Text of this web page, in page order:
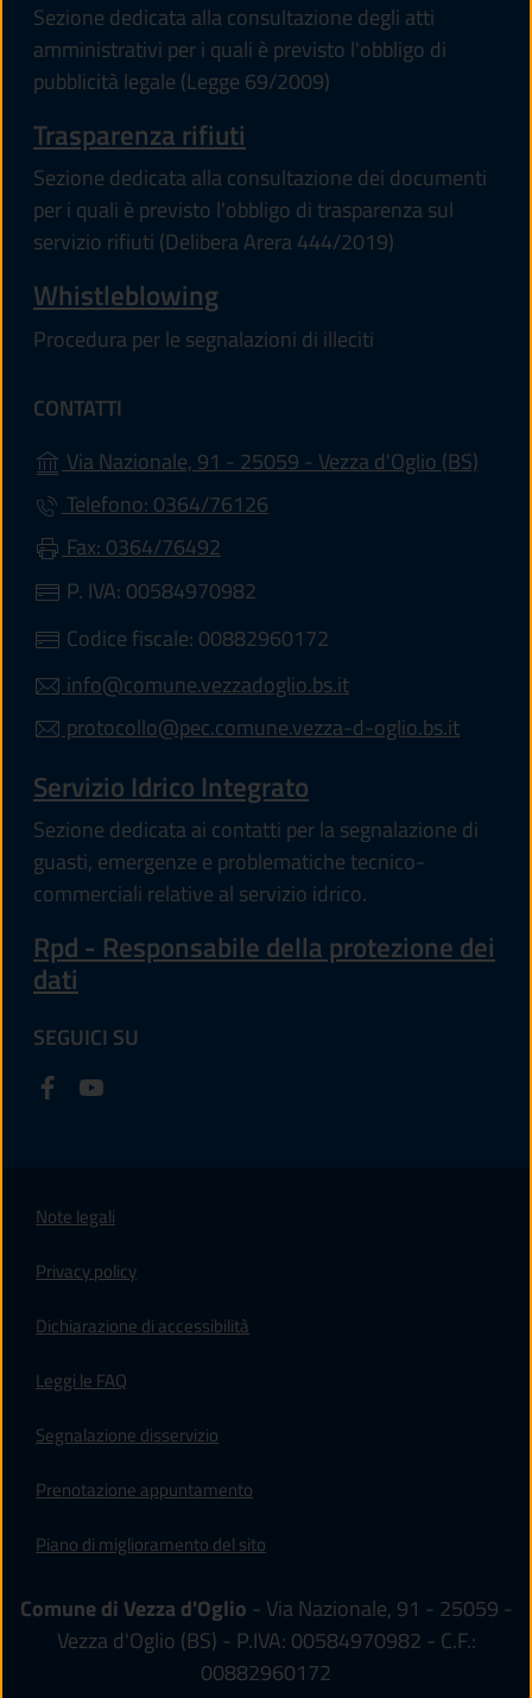
Sezione dedicata alla consultazione degli atti
amministrativi per i quali è previsto l'obbligo di
pubblicità legale (Legge 69/2009)
Trasparenza rifiuti
Sezione dedicata alla consultazione dei documenti
per i quali è previsto l'obbligo di trasparenza sul
servizio rifiuti (Delibera Arera 444/2019)
Whistleblowing
Procedura per le segnalazioni di illeciti
CONTATTI
Via Nazionale, 91 - 25059 - Vezza d'Oglio (BS)
Telefono: 0364/76126
Fax: 0364/76492
P. IVA: 00584970982
Codice fiscale: 00882960172
info@comune.vezzadoglio.bs.it
protocollo@pec.comune.vezza-d-oglio.bs.it
Servizio Idrico Integrato
Sezione dedicata ai contatti per la segnalazione di
guasti, emergenze e problematiche tecnico-
commerciali relative al servizio idrico.
Rpd - Responsabile della protezione dei
dati
SEGUICI SU
Note legali
Privacy policy
Dichiarazione di accessibilità
Leggi le FAQ
Segnalazione disservizio
Prenotazione appuntamento
Piano di miglioramento del sito
Comune di Vezza d'Oglio - Via Nazionale, 91 - 25059 -
Vezza d'Oglio (BS) - P.IVA: 00584970982 - C.F.:
00882960172